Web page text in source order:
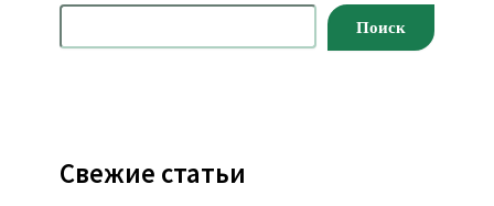
Поиск
Свежие статьи